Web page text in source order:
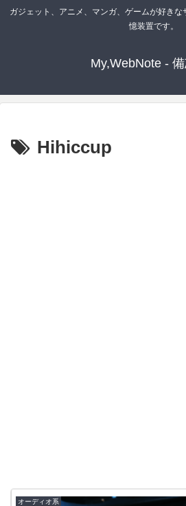
ガジェット、アニメ、マンガ、ゲームが好き
憶装置です。
My,WebNote -
Hihiccup
オーディオ系